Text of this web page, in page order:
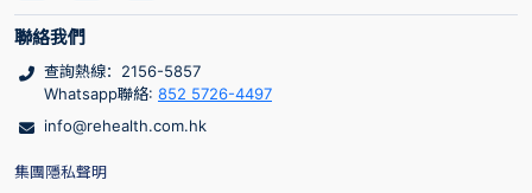
聯絡我們
查詢熱線：2156-5857
Whatsapp聯絡: 852 5726-4497
info@rehealth.com.hk
集團隱私聲明